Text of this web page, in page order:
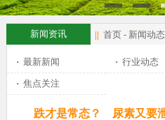
新闻资讯 || 首页- 新闻动态
· 最新新闻 · 行业动态
· 焦点关注
跌才是常态？ 尿素又要